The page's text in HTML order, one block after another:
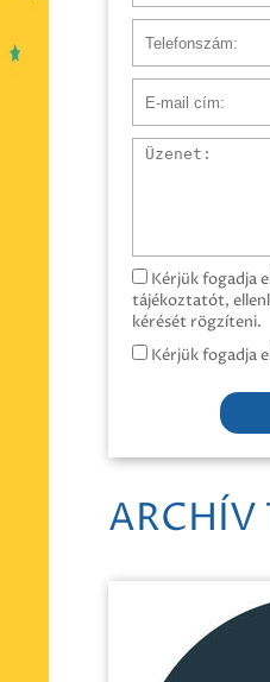
Üzenet
Kérjük fogadja
tájékoztatót,
kérését rögzíteni.
Kérjük fogadja
ARCHÍV